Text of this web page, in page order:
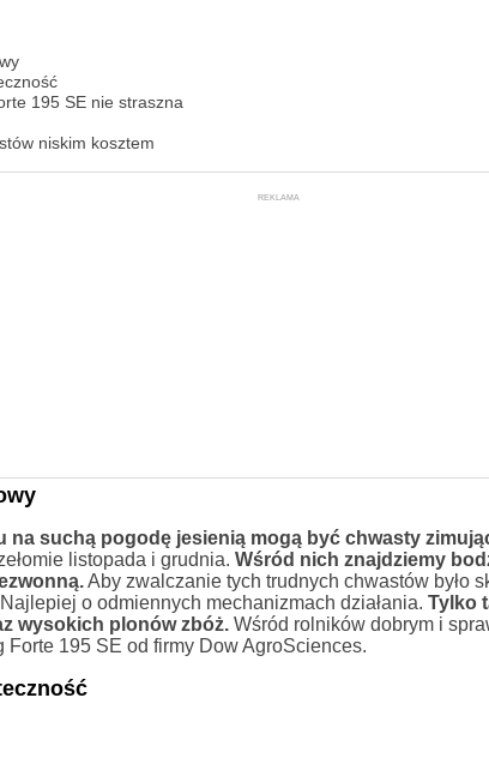
195 SE nie straszna
niskim kosztem
REKLAMA
na suchą pogodę jesienią mogą być chwasty
listopada i grudnia. Wśród nich znajdziemy
Aby zwalczanie tych trudnych chwastów było
o odmiennych mechanizmach działania. Tylko
wysokich plonów zbóż.Wśród rolników dobrym i
195 SE od firmy Dow AgroSciences.